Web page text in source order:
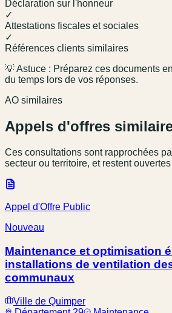
Déclaration sur l'honneur
✓
Attestations fiscales et sociales
✓
Références clients similaires
💡 Astuce : Préparez ces documents
du temps lors de vos réponses.
AO similaires
Appels d'offres
Ces consultations sont rapprochées
secteur ou territoire, et restent
Appel d'Offre Public
Nouveau
Maintenance et optimisation
installations de ventilation
communaux
Ville de Quimper